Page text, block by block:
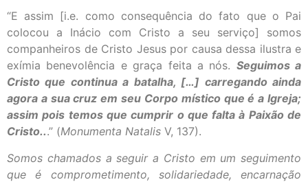
“E assim [i.e. como consequência do fato que o Pai
colocou a Inácio com Cristo a seu serviço] somos
companheiros de Cristo Jesus por causa dessa ilustra e
exímia benevolência e graça feita a nós. Seguimos a
Cristo que continua a batalha, […] carregando ainda
agora a sua cruz em seu Corpo místico que é a Igreja;
assim pois temos que cumprir o que falta à Paixão de
Cristo...” (Monumenta Natalis V, 137).
Somos chamados a seguir a Cristo em um seguimento
que é comprometimento, solidariedade, encarnação